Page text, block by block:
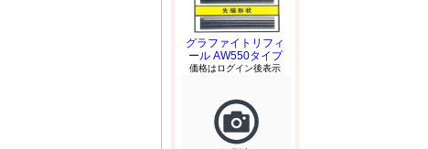
グラファイトリフィ
ール AW550タイプ
価格はログイン後表示